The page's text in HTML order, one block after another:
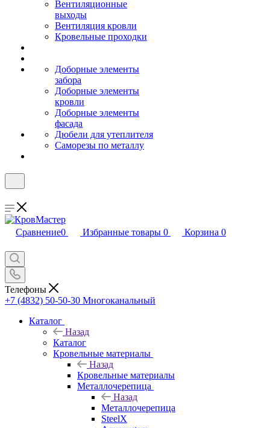
Вентиляционные
выходы
Вентиляция кровли
Кровельные проходки
Доборные элементы
забора
Доборные элементы
кровли
Доборные элементы
фасада
Дюбели для утеплителя
Саморезы по металлу
Сравнение0 Избранные товары 0 Корзина 0
Телефоны
+7 (4832) 50-50-30 Многоканальный
Каталог
Назад
Каталог
Кровельные материалы
Назад
Кровельные материалы
Металлочерепица
Назад
Металлочерепица
SteelX